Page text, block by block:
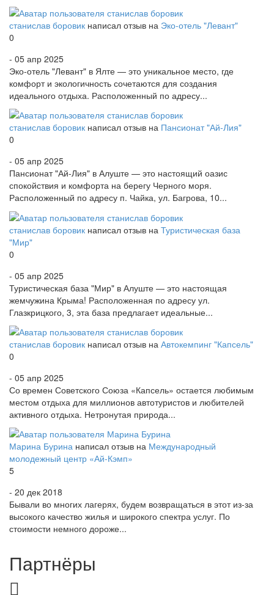
станислав боровик написал отзыв на Эко-отель "Левант"
0
- 05 апр 2025
Эко-отель "Левант" в Ялте — это уникальное место, где
комфорт и экологичность сочетаются для создания
идеального отдыха. Расположенный по адресу...
станислав боровик написал отзыв на Пансионат "Ай-Лия"
0
- 05 апр 2025
Пансионат "Ай-Лия" в Алуште — это настоящий оазис
спокойствия и комфорта на берегу Черного моря.
Расположенный по адресу п. Чайка, ул. Багрова, 10...
станислав боровик написал отзыв на Туристическая база
"Мир"
0
- 05 апр 2025
Туристическая база "Мир" в Алуште — это настоящая
жемчужина Крыма! Расположенная по адресу ул.
Глазкрицкого, 3, эта база предлагает идеальные...
станислав боровик написал отзыв на Автокемпинг "Капсель"
0
- 05 апр 2025
Со времен Советского Союза «Капсель» остается любимым
местом отдыха для миллионов автотуристов и любителей
активного отдыха. Нетронутая природа...
Марина Бурина написал отзыв на Международный
молодежный центр «Ай-Кэмп»
5
- 20 дек 2018
Бывали во многих лагерях, будем возвращаться в этот из-за
высокого качество жилья и широкого спектра услуг. По
стоимости немного дороже...
Партнёры